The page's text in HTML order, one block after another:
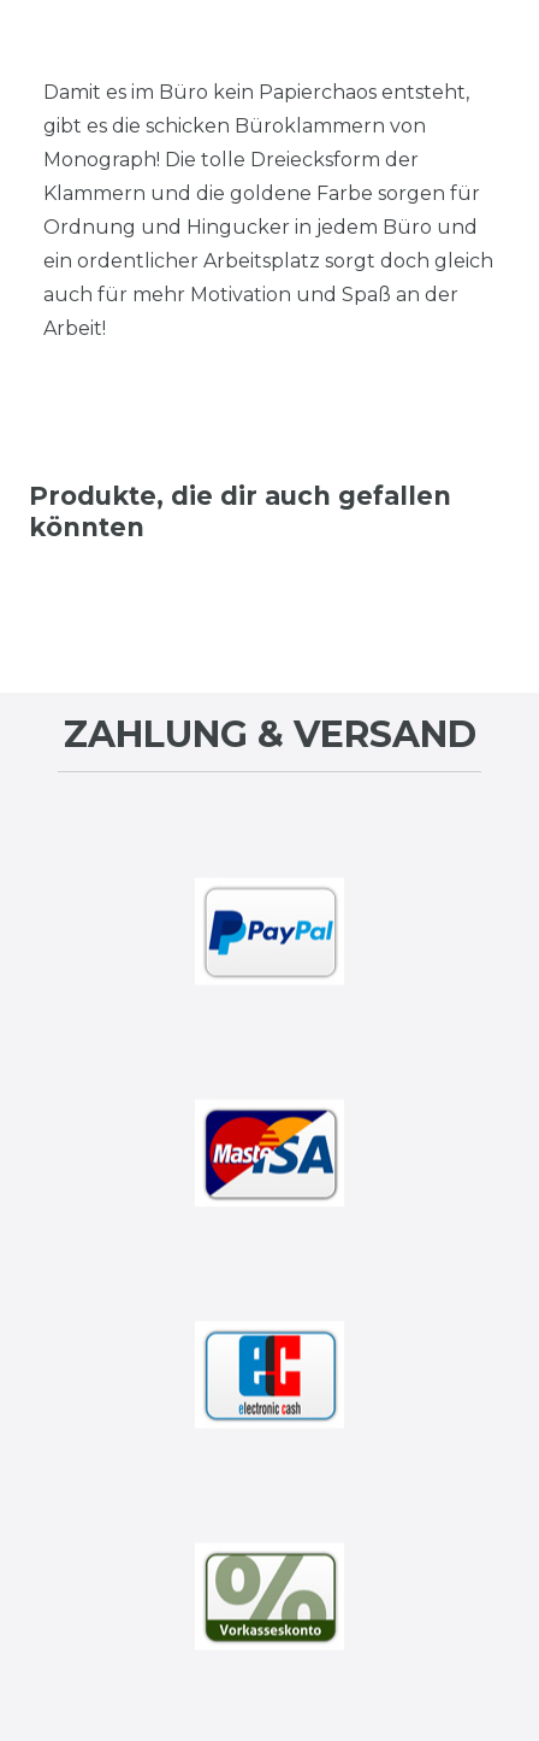
Damit es im Büro kein Papierchaos entsteht,
gibt es die schicken Büroklammern von
Monograph! Die tolle Dreiecksform der
Klammern und die goldene Farbe sorgen für
Ordnung und Hingucker in jedem Büro und
ein ordentlicher Arbeitsplatz sorgt doch gleich
auch für mehr Motivation und Spaß an der
Arbeit!
Produkte, die dir auch gefallen
könnten
ZAHLUNG & VERSAND